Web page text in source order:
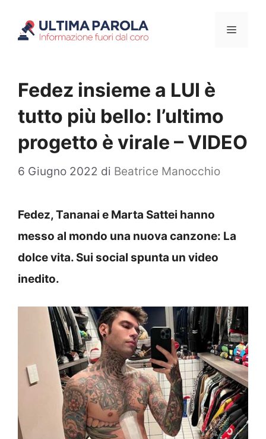
Menu
Fedez insieme a LUI è
tutto più bello: l’ultimo
progetto è virale – VIDEO
6 Giugno 2022 di Beatrice Manocchio
Fedez, Tananai e Marta Sattei hanno
messo al mondo una nuova canzone: La
dolce vita. Sui social spunta un video
inedito.